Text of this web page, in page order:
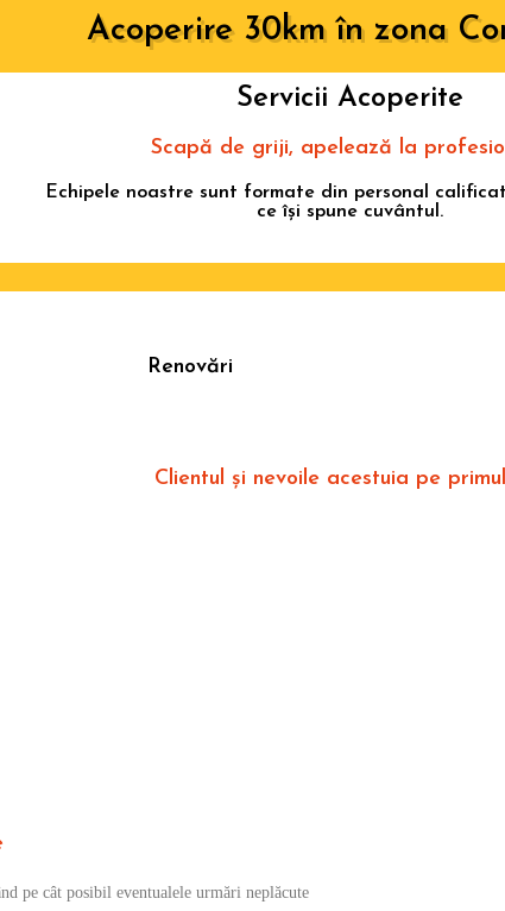
Acoperire 30km în zona
Servicii Acoperite
Scapă de griji, apelează la
Echipele noastre sunt formate din personal
ce își spune cuvântul.
Renovări
Clientul și nevoile acestuia pe
pe cât posibil eventualele urmări neplăcute